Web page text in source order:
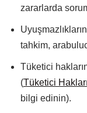
zararlarda
tahkim,
Tüketici
(Tüketici
bilgi edinin).